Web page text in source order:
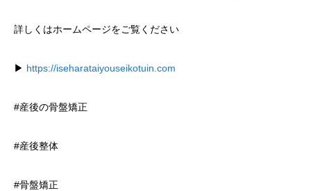
詳しくはホームページをご覧ください
▶ https://iseharataiyouseikotuin.com
#産後の骨盤矯正
#産後整体
#骨盤矯正